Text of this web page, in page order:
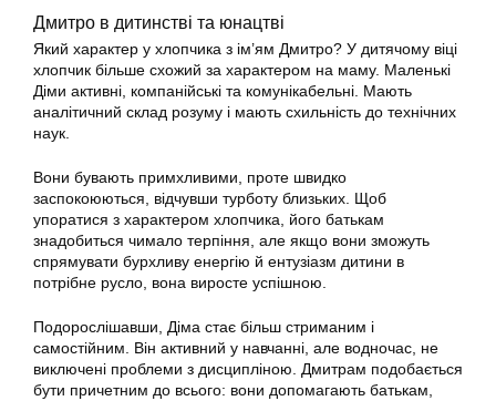
Дмитро в дитинстві та юнацтві
Який характер у хлопчика з ім’ям Дмитро? У дитячому віці
хлопчик більше схожий за характером на маму. Маленькі
Діми активні, компанійські та комунікабельні. Мають
аналітичний склад розуму і мають схильність до технічних
наук.
Вони бувають примхливими, проте швидко
заспокоюються, відчувши турботу близьких. Щоб
упоратися з характером хлопчика, його батькам
знадобиться чимало терпіння, але якщо вони зможуть
спрямувати бурхливу енергію й ентузіазм дитини в
потрібне русло, вона виросте успішною.
Подорослішавши, Діма стає більш стриманим і
самостійним. Він активний у навчанні, але водночас, не
виключені проблеми з дисципліною. Дмитрам подобається
бути причетним до всього: вони допомагають батькам,